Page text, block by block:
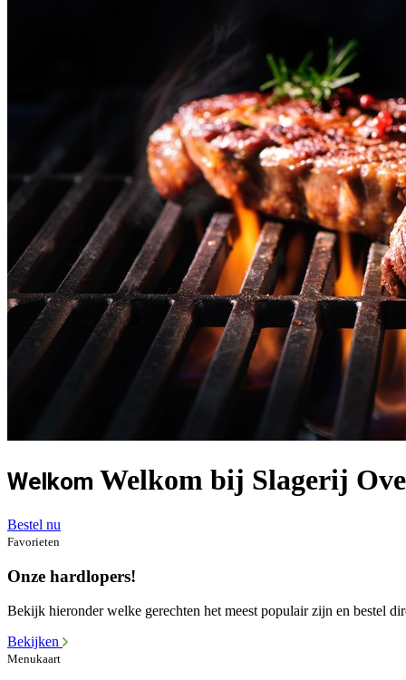
Welkom Welkom bij Slagerij
Bestel nu
Favorieten
Onze hardlopers!
Bekijk hieronder welke gerechten het meest populair zijn en bestel
Bekijken
Menukaart